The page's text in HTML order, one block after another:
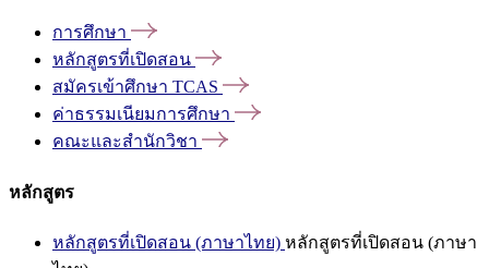
การศึกษา
หลักสูตรที่เปิดสอน
สมัครเข้าศึกษา TCAS
ค่าธรรมเนียมการศึกษา
คณะและสำนักวิชา
หลักสูตร
หลักสูตรที่เปิดสอน (ภาษาไทย) หลักสูตรที่เปิดสอน (ภาษา